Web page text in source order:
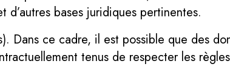
bases juridiques pertinentes.
Dans ce cadre, il est possible que des
tenus de respecter les